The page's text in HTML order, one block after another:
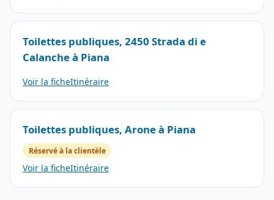
Toilettes publiques, 2450 Strada di e
Calanche à Piana
Voir la ficheItinéraire
Toilettes publiques, Arone à Piana
Réservé à la clientèle
Voir la ficheItinéraire